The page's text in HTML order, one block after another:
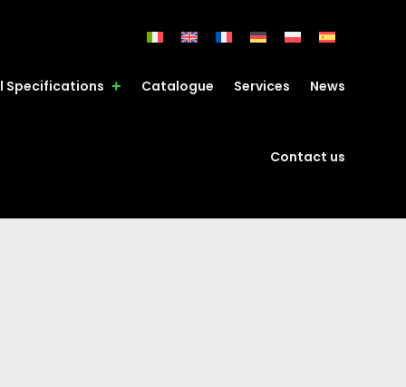
Specifications Catalogue Services News
Contact us